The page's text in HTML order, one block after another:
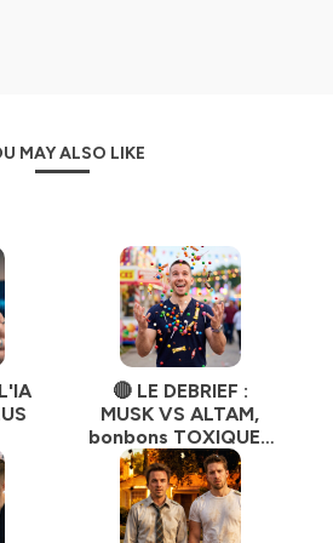
MAY ALSO LIKE
🔴 LE DEBRIEF :
MUSK VS ALTAM,
bonbons TOXIQUES
et autres sujets.